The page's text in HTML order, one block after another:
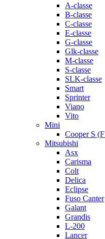
A-classe
B-classe
C-classe
E-classe
G-classe
Glk-classe
M-classe
S-classe
SLK-classe
Smart
Sprinter
Viano
Vito
Mini
Cooper S
Mitsubishi
Asx
Carisma
Colt
Delica
Eclipse
Fuso Canter
Galant
Grandis
L-200
Lancer